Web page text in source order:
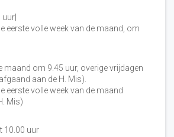
eerste volle week van de maand, om
maand om 9.45 uur, overige vrijdagen
aan de H. Mis).
eerste volle week van de maand
Mis)
10.00 uur